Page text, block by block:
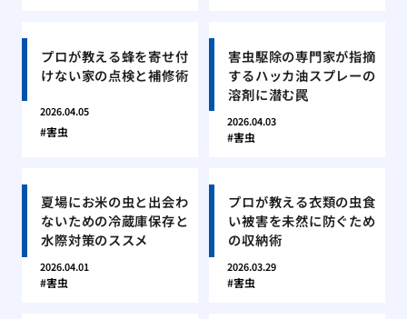
プロが教える蜂を寄せ付
けない家の点検と補修術
2026.04.05
害虫
害虫駆除の専門家が指摘
するハッカ油スプレーの
溶剤に潜む罠
2026.04.03
害虫
夏場にお米の虫と出会わ
ないための冷蔵庫保存と
水際対策のススメ
2026.04.01
害虫
プロが教える衣類の虫食
い被害を未然に防ぐため
の収納術
2026.03.29
害虫